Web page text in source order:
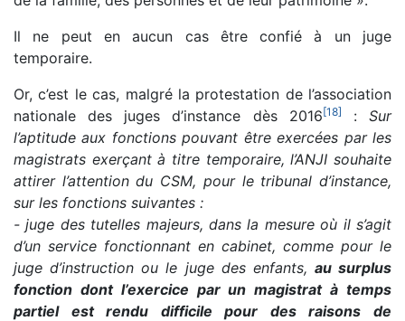
Il ne peut en aucun cas être confié à un juge
temporaire.
Or, c’est le cas, malgré la protestation de l’association
nationale des juges d’instance dès 2016[18] :Sur
l’aptitude aux fonctions pouvant être exercées par les
magistrats exerçant à titre temporaire, l’ANJI souhaite
attirer l’attention du CSM, pour le tribunal d’instance,
sur les fonctions suivantes :
- juge des tutelles majeurs, dans la mesure où il s’agit
d’un service fonctionnant en cabinet, comme pour le
juge d’instruction ou le juge des enfants, au surplus
fonction dont l’exercice par un magistrat à temps
partiel est rendu difficile pour des raisons de